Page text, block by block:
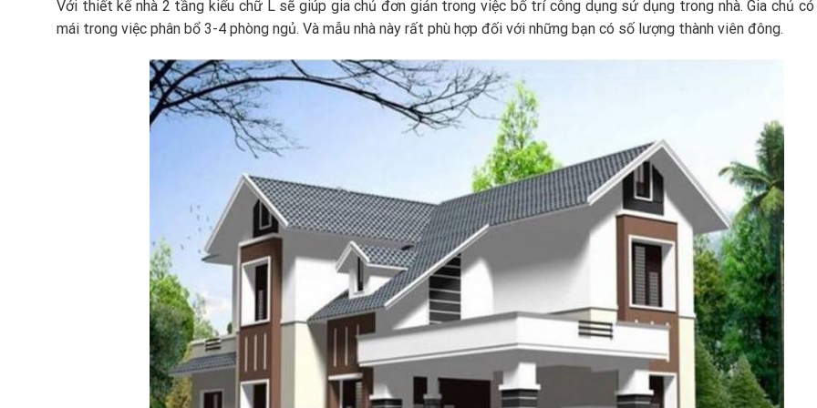
Với thiết kế nhà 2 tầng kiểu chữ L sẽ giúp gia chủ đơn giản trong việc bố trí công dụng sử dụng trong nhà. Gia chủ
mái trong việc phân bổ 3-4 phòng ngủ. Và mẫu nhà này rất phù hợp đối với những bạn có số lượng thành viên đông.